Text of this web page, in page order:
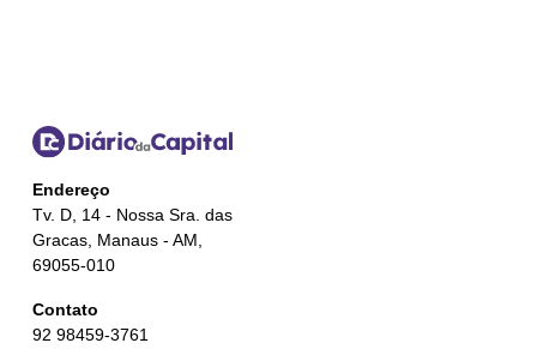
Endereço
Tv. D, 14 - Nossa Sra. das
Gracas, Manaus - AM,
69055-010
Contato
92 98459-3761